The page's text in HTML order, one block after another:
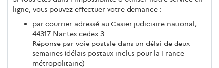
ligne, vous pouvez effectuer votre demande :
par courrier adressé au Casier judiciaire national,
44317 Nantes cedex 3
Réponse par voie postale dans un délai de deux
semaines (délais postaux inclus pour la France
métropolitaine)